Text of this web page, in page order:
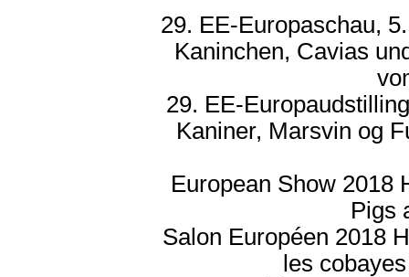
29. EE-Europaschau,
Kaninchen, Cavias
29. EE-
Kaniner, Marsvin og
European Show 2018
Pigs
Salon Européen 2018
les